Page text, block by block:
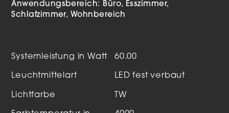
Anwendungsbereich: Büro
Esszimmer
Schlafzimmer
Wohnbereich
Systemleistung in Watt 60.00
Leuchtmittelart LED fest verbaut
Lichtfarbe TW